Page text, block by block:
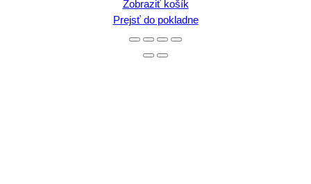
Zobraziť košík
Prejsť do pokladne